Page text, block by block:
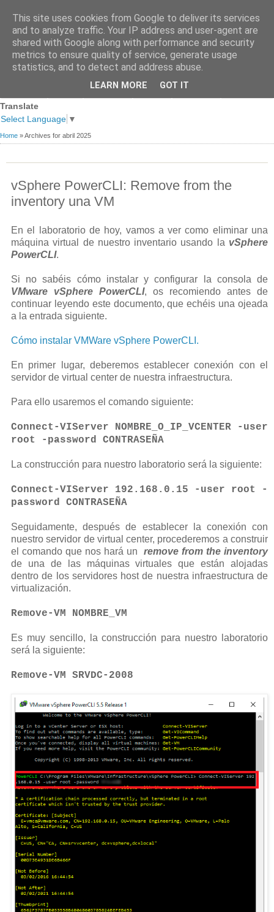
Premios
Links de
Contacto
Translate
Select Language ▼
Home »Archives for abril 2025
vSphere PowerCLI: Remove from the
inventory una VM
En el laboratorio de hoy, vamos a ver como eliminar una
máquina virtual de nuestro inventario usando la vSphere
PowerCLI.
Si no sabéis cómo instalar y configurar la consola de
VMware vSphere PowerCLI, os recomiendo antes de
continuar leyendo este documento, que echéis una ojeada
a la entrada siguiente.
Cómo instalar VMWare vSphere PowerCLI.
En primer lugar, deberemos establecer conexión con el
servidor de virtual center de nuestra infraestructura.
Para ello usaremos el comando siguiente:
Connect-VIServer NOMBRE_O_IP_VCENTER -user
root -password CONTRASEÑA
La construcción para nuestro laboratorio será la siguiente:
Connect-VIServer 192.168.0.15 -user root -
password CONTRASEÑA
Seguidamente, después de establecer la conexión con
nuestro servidor de virtual center, procederemos a construir
el comando que nos hará un remove from the inventory
de una de las máquinas virtuales que están alojadas
dentro de los servidores host de nuestra infraestructura de
virtualización.
Remove-VM NOMBRE_VM
Es muy sencillo, la construcción para nuestro laboratorio
será la siguiente:
Remove-VM SRVDC-2008
This site uses cookies from Google to deliver its services
and to analyze traffic. Your IP address and user-agent are
shared with Google along with performance and security
metrics to ensure quality of service, generate usage
statistics, and to detect and address abuse.
LEARN MORE GOT IT